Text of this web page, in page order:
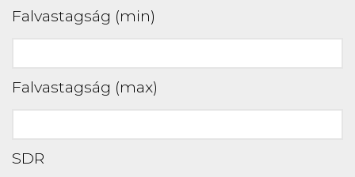
Falvastagság (min)
Falvastagság (max)
SDR